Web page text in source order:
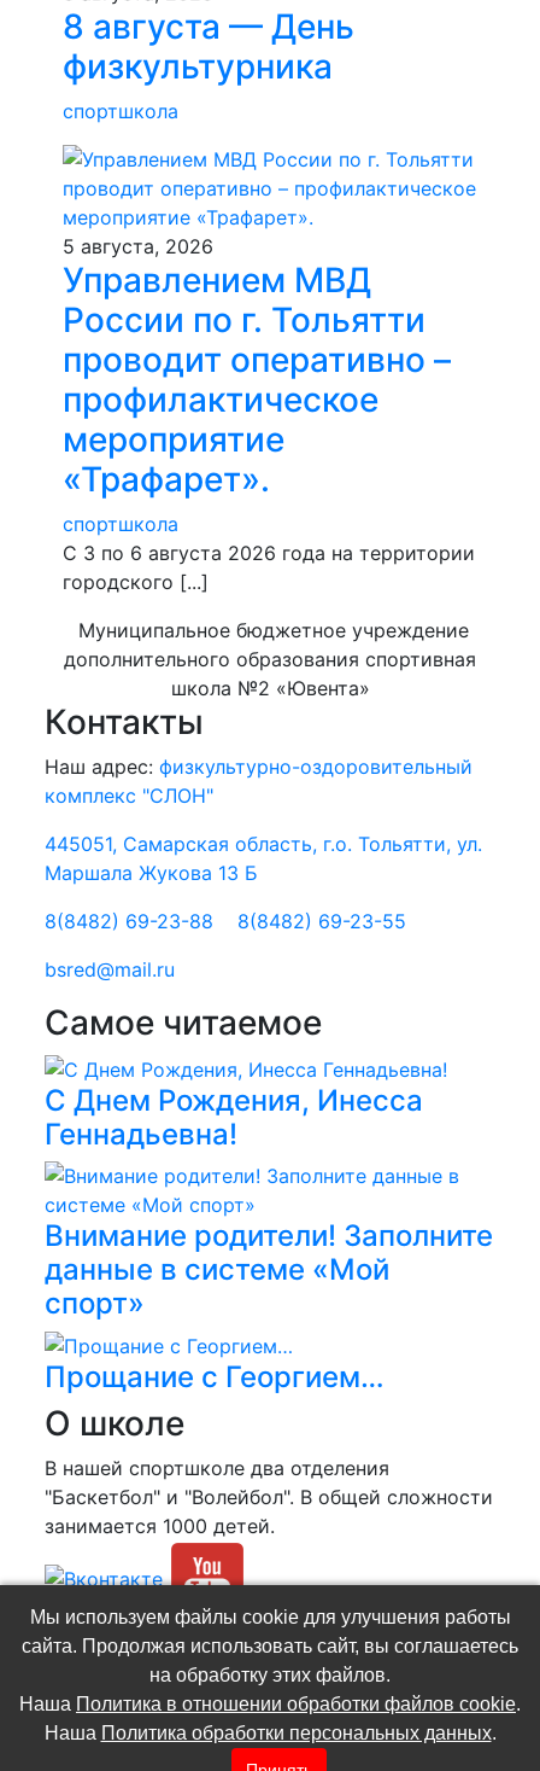
8 августа — День
физкультурника
спортшкола
5 августа, 2026
Управлением МВД
России по г. Тольятти
проводит оперативно –
профилактическое
мероприятие
«Трафарет».
спортшкола
С 3 по 6 августа 2026 года на территории
городского [...]
Муниципальное бюджетное учреждение
дополнительного образования спортивная
школа №2 «Ювента»
Контакты
Наш адрес:физкультурно-оздоровительный
комплекс "СЛОН"
445051, Самарская область, г.о. Тольятти, ул.
Маршала Жукова 13 Б
8(8482) 69-23-88
8(8482) 69-23-55
bsred@mail.ru
Самое читаемое
С Днем Рождения, Инесса
Геннадьевна!
Внимание родители! Заполните
данные в системе «Мой
спорт»
Прощание с Георгием…
О школе
В нашей спортшколе два отделения
"Баскетбол" и "Волейбол". В общей сложности
занимается 1000 детей.
(C) МБУДО СШ №2 «Ювента»
Разработка и администрирование сайта -
Роман Попов
Политика в отношении обработки файлов
cookie.Политика обработки персональных
Мы используем файлы cookie для улучшения работы
сайта. Продолжая использовать сайт, вы соглашаетесь
на обработку этих файлов.
Наша Политика в отношении обработки файлов cookie.
Наша Политика обработки персональных данных.